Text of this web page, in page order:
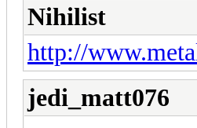
Nihilist
http://
jedi_matt076